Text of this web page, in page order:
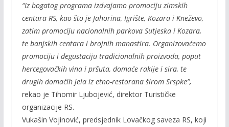
“Iz bogatog programa izdvajamo promociju zimskih
centara RS, kao što je Jahorina, Igrište, Kozara i Kneževo,
zatim promociju nacionalnih parkova Sutjeska i Kozara,
te banjskih centara i brojnih manastira. Organizovaćemo
promociju i degustaciju tradicionalnih proizvoda, poput
hercegovačkih vina i pršuta, domaće rakije i sira, te
drugih domaćih jela iz etno-restorana širom Srspke”,
rekao je Tihomir Ljubojević, direktor Turističke
organizacije RS.
Vukašin Vojinović, predsjednik Lovačkog saveza RS, koji